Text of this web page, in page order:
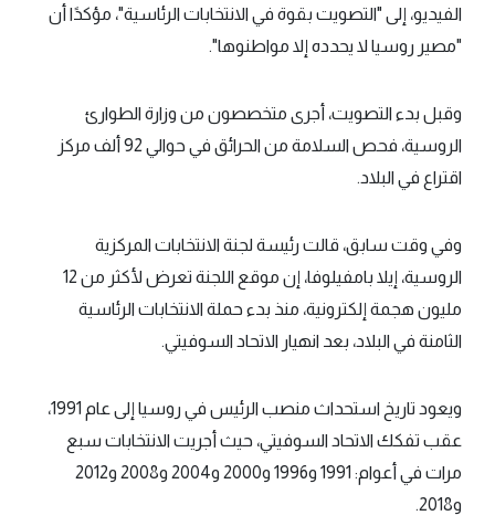
الفيديو، إلى "التصويت بقوة في الانتخابات الرئاسية"، مؤكدًا أن
"مصير روسيا لا يحدده إلا مواطنوها".
وقبل بدء التصويت، أجرى متخصصون من وزارة الطوارئ
الروسية، فحص السلامة من الحرائق في حوالي 92 ألف مركز
اقتراع في البلاد.
وفي وقت سابق، قالت رئيسة لجنة الانتخابات المركزية
الروسية، إيلا بامفيلوفا، إن موقع اللجنة تعرض لأكثر من 12
مليون هجمة إلكترونية، منذ بدء حملة الانتخابات الرئاسية
الثامنة في البلاد، بعد انهيار الاتحاد السوفيتي.
ويعود تاريخ استحداث منصب الرئيس في روسيا إلى عام 1991،
عقب تفكك الاتحاد السوفيتي، حيث أجريت الانتخابات سبع
مرات في أعوام: 1991 و1996 و2000 و2004 و2008 و2012
و2018.